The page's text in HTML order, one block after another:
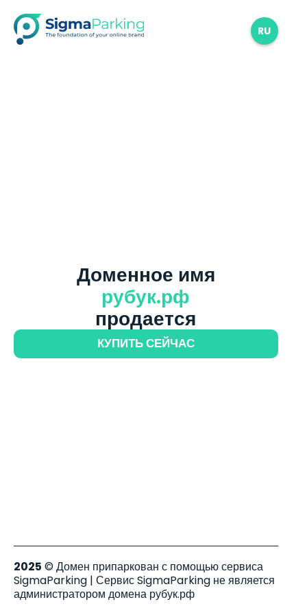
RU
Доменное имя
рубук.рф
продается
КУПИТЬ СЕЙЧАС
2025 © Домен припаркован с помощью сервиса
SigmaParking | Сервис SigmaParking не является
администратором домена рубук.рф